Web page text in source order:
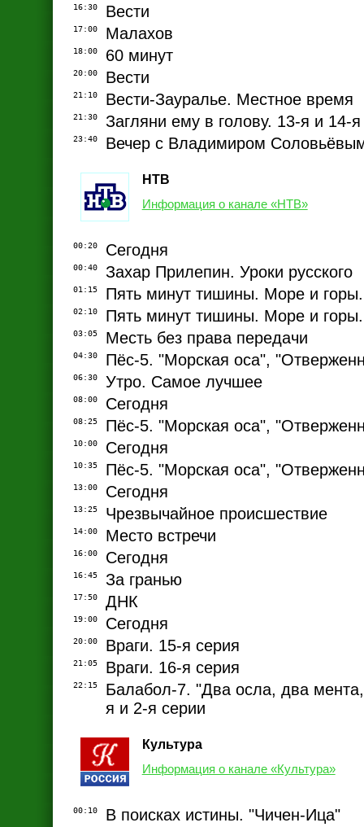
16:30 Вести
17:00 Малахов
18:00 60 минут
20:00 Вести
21:10 Вести-Зауралье. Местное время
21:30 Загляни ему в голову. 13-я и 14-
23:40 Вечер с Владимиром
НТВ
Информация о канале «НТВ»
00:20 Сегодня
00:40 Захар Прилепин. Уроки русского
01:15 Пять минут тишины. Море и
02:10 Пять минут тишины. Море и
03:05 Месть без права передачи
04:30 Пёс-5. "Морская оса",
06:30 Утро. Самое лучшее
08:00 Сегодня
08:25 Пёс-5. "Морская оса",
10:00 Сегодня
10:35 Пёс-5. "Морская оса",
13:00 Сегодня
13:25 Чрезвычайное происшествие
14:00 Место встречи
16:00 Сегодня
16:45 За гранью
17:50 ДНК
19:00 Сегодня
20:00 Враги. 15-я серия
21:05 Враги. 16-я серия
22:15
Балабол-7. "Два осла, два
я и 2-я серии
Культура
Информация о канале «Культура»
00:10 В поисках истины. "Чичен-Ица"